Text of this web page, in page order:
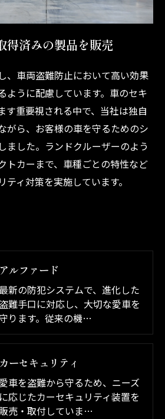
得済みの製品を販売
、車両盗難防止において高い効果
ように配慮しています。車のセキ
す重要視される中で、当社は独自
がら、お客様の車を守るためのシ
ました。ランドクルーザーのよう
トカーまで、車種ごとの特性など
ィ対策を実施しています。
アルファード
新の防犯システムで、進化した
盗難手口に対応し、大切な愛車を
ります。従来の機…
カーセキュリティ
愛車を盗難から守るため、ニーズ
に応じたカーセキュリティ装置を
売・取付していま…